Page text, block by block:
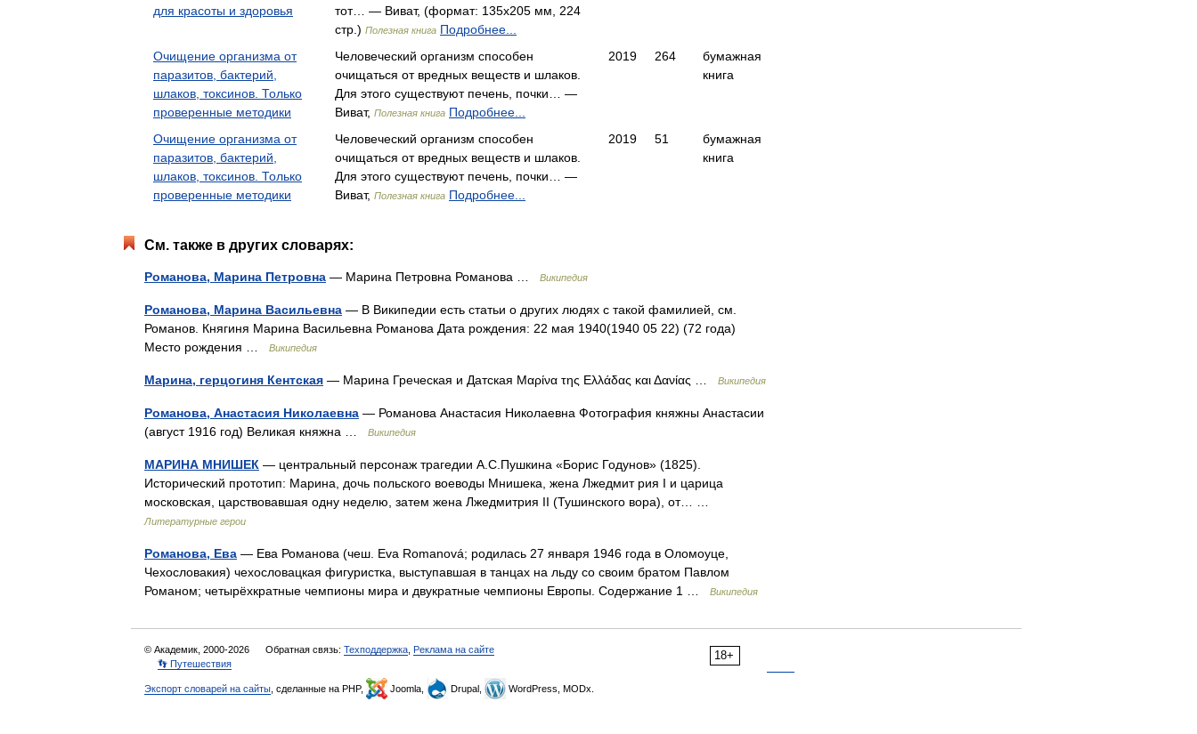
для красоты и здоровья
тот… — Виват, (формат: 135х205 мм, 224
стр.) Полезная книга Подробнее...
Очищение организма от
паразитов, бактерий,
шлаков, токсинов. Только
проверенные методики
Человеческий организм способен
очищаться от вредных веществ и шлаков.
Для этого существуют печень, почки… —
Виват, Полезная книга Подробнее...
2019 264
бумажная
книга
Очищение организма от
паразитов, бактерий,
шлаков, токсинов. Только
проверенные методики
Человеческий организм способен
очищаться от вредных веществ и шлаков.
Для этого существуют печень, почки… —
Виват, Полезная книга Подробнее...
2019 51
бумажная
книга
См. также в других словарях:
Романова, Марина Петровна — Марина Петровна Романова … Википедия
Романова, Марина Васильевна — В Википедии есть статьи о других людях с такой фамилией, см.
Романов. Княгиня Марина Васильевна Романова Дата рождения: 22 мая 1940(1940 05 22) (72 года)
Место рождения …
Википедия
Марина, герцогиня Кентская — Марина Греческая и Датская Μαρίνα της Ελλάδας και Δανίας … Википедия
Романова, Анастасия Николаевна — Романова Анастасия Николаевна Фотография княжны Анастасии
(август 1916 год) Великая княжна …
Википедия
МАРИНА МНИШЕК — центральный персонаж трагедии А.С.Пушкина «Борис Годунов» (1825).
Исторический прототип: Марина, дочь польского воеводы Мнишека, жена Лжедмит рия I и царица
московская, царствовавшая одну неделю, затем жена Лжедмитрия II (Тушинского вора), от… …
Литературные герои
Романова, Ева — Ева Романова (чеш. Eva Romanová; родилась 27 января 1946 года в Оломоуце,
Чехословакия) чехословацкая фигуристка, выступавшая в танцах на льду со своим братом Павлом
Романом; четырёхкратные чемпионы мира и двукратные чемпионы Европы. Содержание 1 …
Википедия
18+
© Академик, 2000-2026 Обратная связь: Техподдержка Реклама на сайте
👣 Путешествия
Экспорт словарей на сайты , сделанные на PHP, Joomla, Drupal, WordPress, MODx.